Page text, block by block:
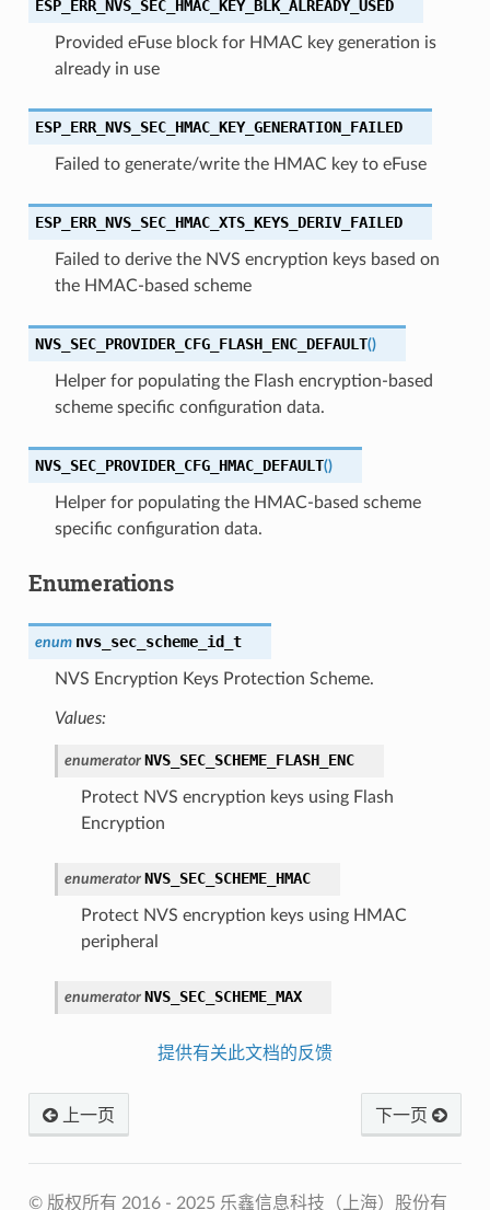
ESP_ERR_NVS_SEC_HMAC_KEY_BLK_ALREADY_USED
Provided eFuse block for HMAC key generation is
already in use
ESP_ERR_NVS_SEC_HMAC_KEY_GENERATION_FAILED
Failed to generate/write the HMAC key to eFuse
ESP_ERR_NVS_SEC_HMAC_XTS_KEYS_DERIV_FAILED
Failed to derive the NVS encryption keys based on
the HMAC-based scheme
NVS_SEC_PROVIDER_CFG_FLASH_ENC_DEFAULT()
Helper for populating the Flash encryption-based
scheme specific configuration data.
NVS_SEC_PROVIDER_CFG_HMAC_DEFAULT()
Helper for populating the HMAC-based scheme
specific configuration data.
Enumerations
enum nvs_sec_scheme_id_t
NVS Encryption Keys Protection Scheme.
Values:
enumerator NVS_SEC_SCHEME_FLASH_ENC
Protect NVS encryption keys using Flash
Encryption
enumerator NVS_SEC_SCHEME_HMAC
Protect NVS encryption keys using HMAC
peripheral
enumerator NVS_SEC_SCHEME_MAX
提供有关此文档的反馈
上一页 下一页
© 版权所有 2016 - 2025 乐鑫信息科技（上海）股份有